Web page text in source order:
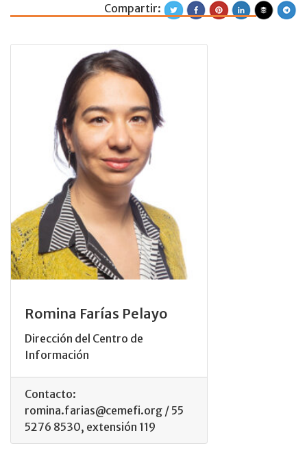
Romina Farías
Compartir:
Romina Farías Pelayo
Dirección del Centro de
Información
Contacto:
romina.farias@cemefi.org / 55
5276 8530, extensión 119